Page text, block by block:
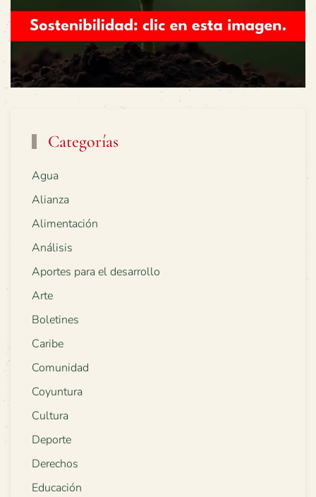
Categorías
Agua
Alianza
Alimentación
Análisis
Aportes para el desarrollo
Arte
Boletines
Caribe
Comunidad
Coyuntura
Cultura
Deporte
Derechos
Educación